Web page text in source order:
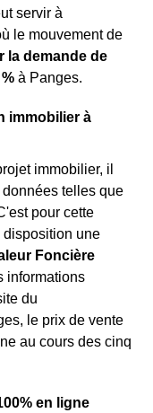
servir à
le mouvement de
la demande de
à Panges.
immobilier à
immobilier, il
telles que
pour cette
disposition une
Foncière
informations
du
le prix de vente
au cours des cinq
en ligne